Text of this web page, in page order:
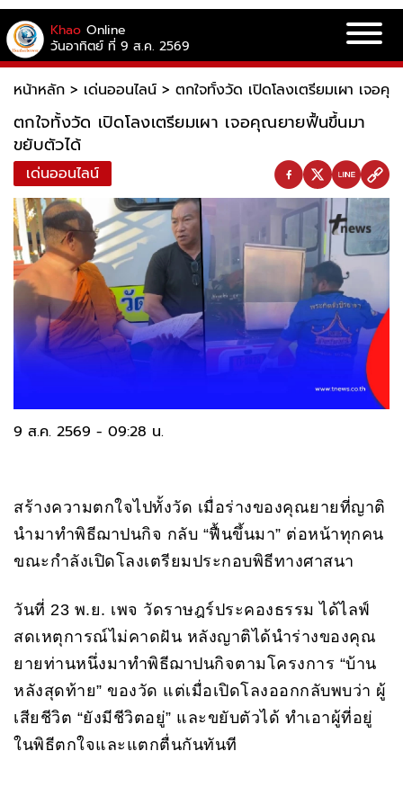
Khao Online
วันอาทิตย์ ที่ 9 ส.ค. 2569
หน้าหลัก > เด่นออนไลน์ > ตกใจทั้งวัด เปิดโลงเตรียมเผา เจอ
ตกใจทั้งวัด เปิดโลงเตรียมเผา เจอคุณยายฟื้นขึ้นมา
ขยับตัวได้
เด่นออนไลน์
9 ส.ค. 2569 - 09:28 น.
สร้างความตกใจไปทั้งวัด เมื่อร่างของคุณยายที่ญาติ
นำมาทำพิธีฌาปนกิจ กลับ “ฟื้นขึ้นมา” ต่อหน้าทุกคน
ขณะกำลังเปิดโลงเตรียมประกอบพิธีทางศาสนา
วันที่ 23 พ.ย. เพจ วัดราษฎร์ประคองธรรม ได้ไลฟ์
สดเหตุการณ์ไม่คาดฝัน หลังญาติได้นำร่างของคุณ
ยายท่านหนึ่งมาทำพิธีฌาปนกิจตามโครงการ “บ้าน
หลังสุดท้าย” ของวัด แต่เมื่อเปิดโลงออกกลับพบว่า ผู้
เสียชีวิต “ยังมีชีวิตอยู่” และขยับตัวได้ ทำเอาผู้ที่อยู่
ในพิธีตกใจและแตกตื่นกันทันที